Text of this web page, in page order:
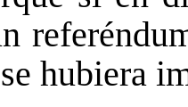
hubiera